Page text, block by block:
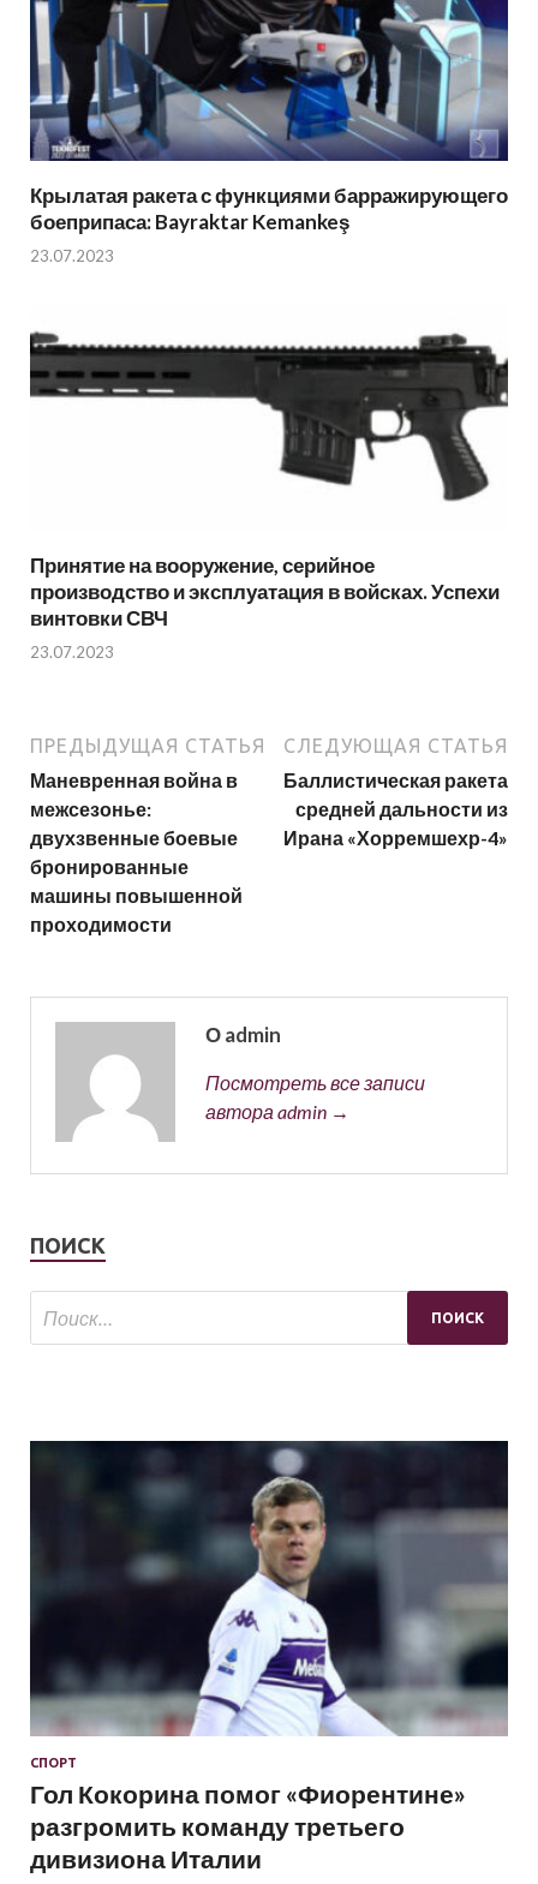
Крылатая ракета с функциями барражирующего
боеприпаса: Bayraktar Kemankeş
23.07.2023
Принятие на вооружение, серийное
производство и эксплуатация в войсках. Успехи
винтовки СВЧ
23.07.2023
ПРЕДЫДУЩАЯ СТАТЬЯ
Маневренная война в
межсезонье:
двухзвенные боевые
бронированные
машины повышенной
проходимости
СЛЕДУЮЩАЯ СТАТЬЯ
Баллистическая ракета
средней дальности из
Ирана «Хорремшехр-4»
О admin
Посмотреть все записи
автора admin →
ПОИСК
СПОРТ
Гол Кокорина помог «Фиорентине»
разгромить команду третьего
дивизиона Италии